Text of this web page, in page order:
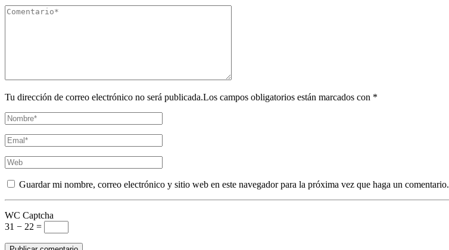
Tu dirección de correo electrónico no será publicada.Los campos obligatorios están marcados con *
Guardar mi nombre, correo electrónico y sitio web en este navegador para la próxima vez que haga un comentario.
WC Captcha
31 − 22 =